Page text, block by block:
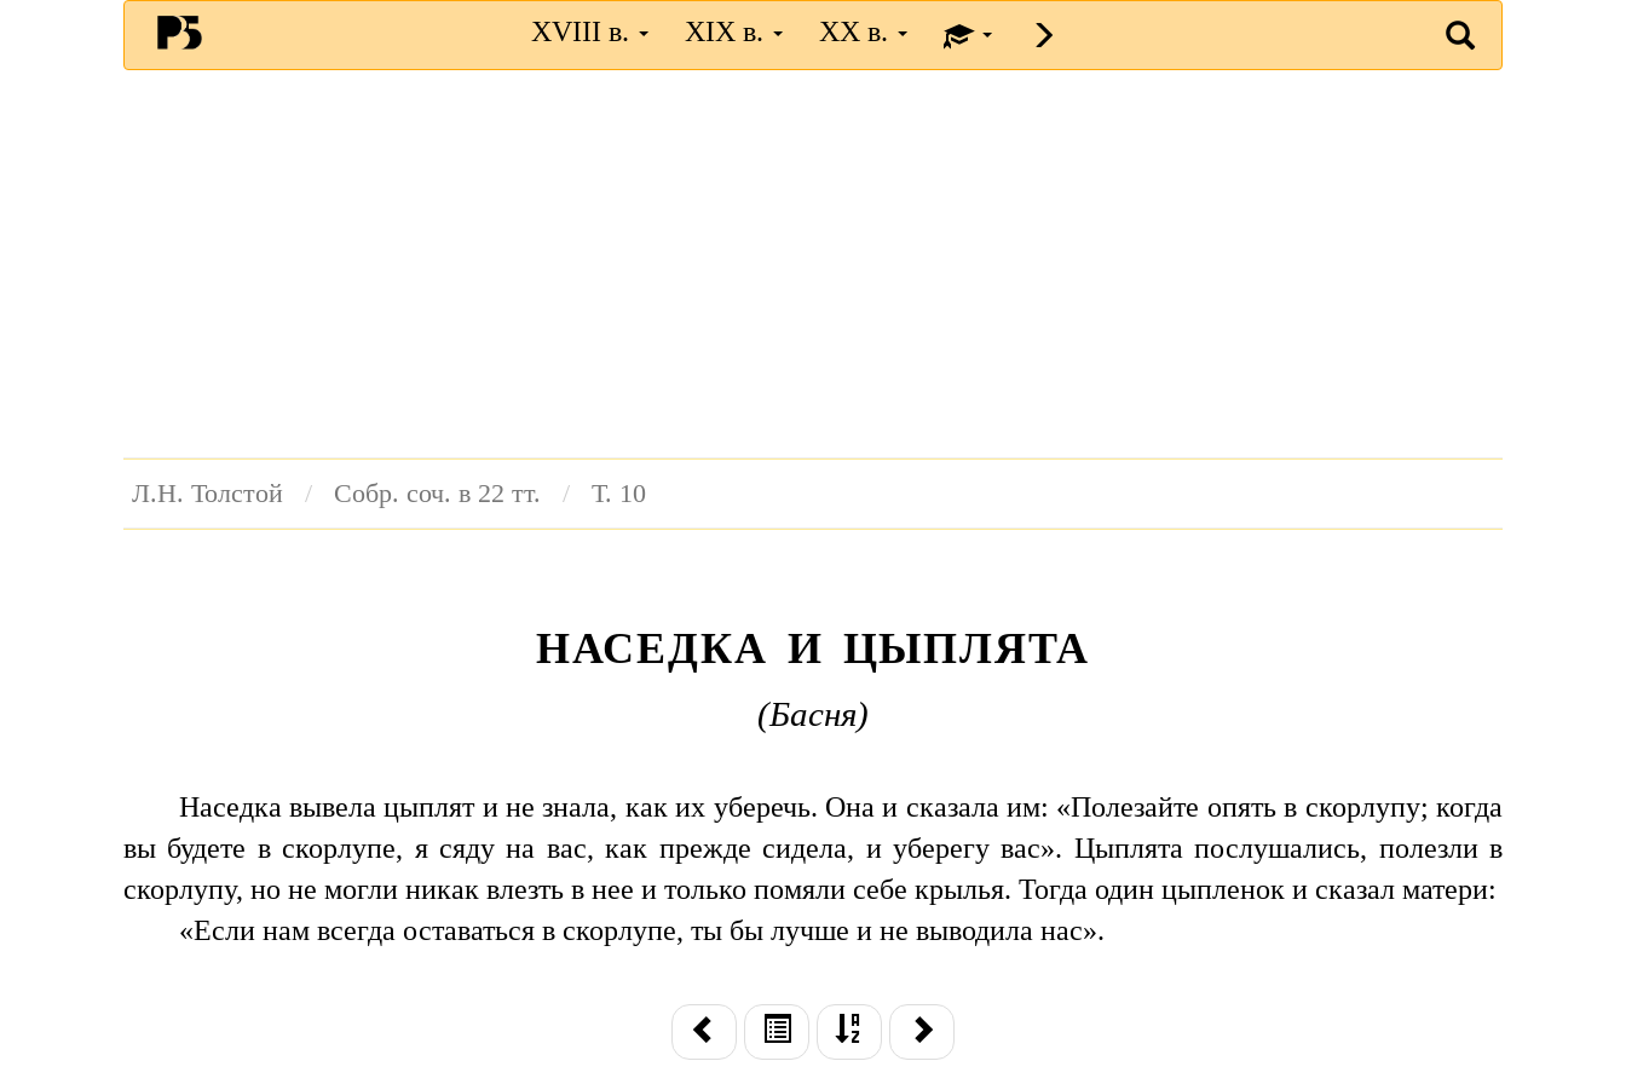
XVIII в. XIX в. XX в.
Л.Н. Толстой Собр. соч. в 22 тт. Т. 10
НАСЕДКА И ЦЫПЛЯТА
(Басня)
Наседка вывела цыплят и не знала, как их уберечь. Она и сказала им: «Полезайте опять в скорлупу; когда
вы будете в скорлупе, я сяду на вас, как прежде сидела, и уберегу вас». Цыплята послушались, полезли в
скорлупу, но не могли никак влезть в нее и только помяли себе крылья. Тогда один цыпленок и сказал матери:
«Если нам всегда оставаться в скорлупе, ты бы лучше и не выводила нас».